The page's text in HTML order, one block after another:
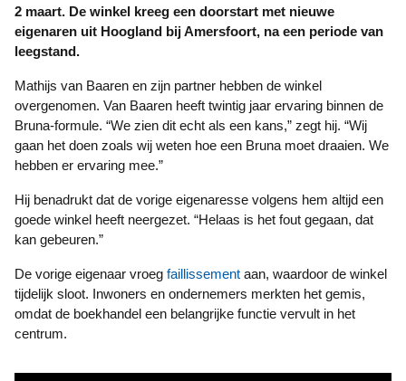
2 maart. De winkel kreeg een doorstart met nieuwe
eigenaren uit Hoogland bij Amersfoort, na een periode van
leegstand.
Mathijs van Baaren en zijn partner hebben de winkel
overgenomen. Van Baaren heeft twintig jaar ervaring binnen de
Bruna-formule. “We zien dit echt als een kans,” zegt hij. “Wij
gaan het doen zoals wij weten hoe een Bruna moet draaien. We
hebben er ervaring mee.”
Hij benadrukt dat de vorige eigenaresse volgens hem altijd een
goede winkel heeft neergezet. “Helaas is het fout gegaan, dat
kan gebeuren.”
De vorige eigenaar vroeg faillissement aan, waardoor de winkel
tijdelijk sloot. Inwoners en ondernemers merkten het gemis,
omdat de boekhandel een belangrijke functie vervult in het
centrum.